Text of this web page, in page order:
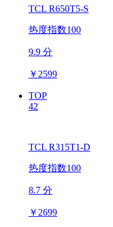
TCL R650T5-S
热度指数100
9.9 分
￥ 2599
TOP
42
TCL R315T1-D
热度指数100
8.7 分
￥ 2699